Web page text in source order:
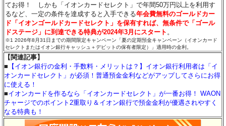
てお得！ しかも「イオンカードセレクト」で年間50万円以上を利用す
るなど、一定の条件を達成すると入手できる年会費無料のゴールドカー
ド「イオンゴールドカードセレクト」を保有すれば、無条件で「ゴール
ドステージ」に到達できる特典が2024年3月にスタート 。
※1 2026年8月31日までの期間限定キャンペーン「夏の定期預金キャンペーン（イオンカード
セレクトまたはイオン銀行キャッシュ＋デビットの保有者限定）」適用時の金利。
【関連記事】
■ 【イオン銀行の金利・手数料・メリットは？】イオン銀行利用者は「イ
オンカードセレクト」が必須！普通預金金利などがアップしてさらにお得
に使える！
■イオンカードを作るなら「イオンカードセレクト」が一番お得！ WAON
チャージでのポイント2重取り＆イオン銀行で預金金利が優遇されやすく
なる特典も！